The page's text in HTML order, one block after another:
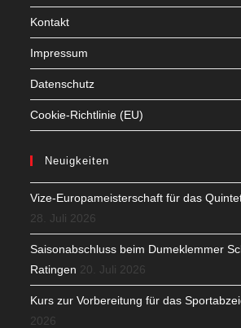
Kontakt
Impressum
Datenschutz
Cookie-Richtlinie (EU)
Neuigkeiten
Vize-Europameisterschaft für das
28. Juli 2026
Saisonabschluss beim Dumeklemmer
Ratingen 20. Juli 2026
Kurs zur Vorbereitung für das
2026